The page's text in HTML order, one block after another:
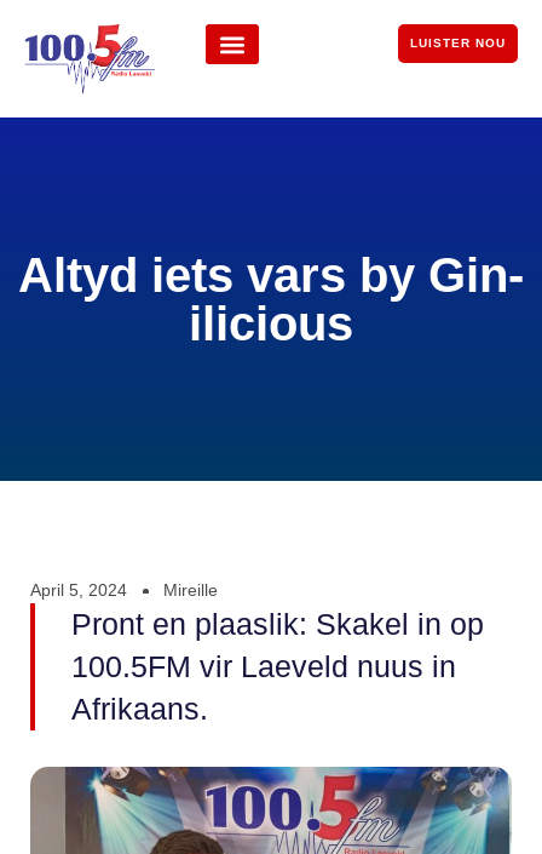
LUISTER NOU
Altyd iets vars by Gin-
ilicious
April 5, 2024 Mireille
Pront en plaaslik: Skakel in op
100.5FM vir Laeveld nuus in
Afrikaans.